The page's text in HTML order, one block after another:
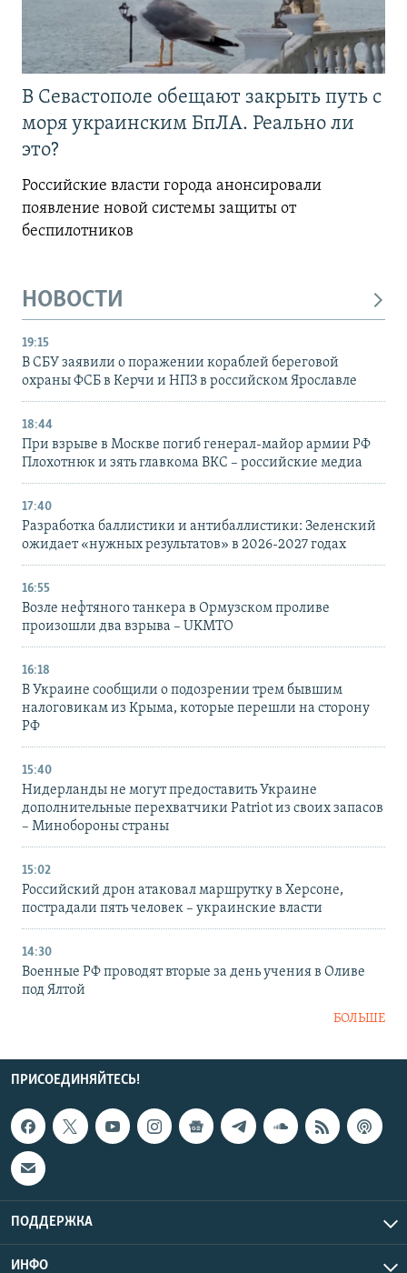
В Севастополе обещают закрыть путь с
моря украинским БпЛА. Реально ли
это?
Российские власти города анонсировали
появление новой системы защиты от
беспилотников
НОВОСТИ
19:15
В СБУ заявили о поражении кораблей береговой
охраны ФСБ в Керчи и НПЗ в российском Ярославле
18:44
При взрыве в Москве погиб генерал-майор армии РФ
Плохотнюк и зять главкома ВКС – российские медиа
17:40
Разработка баллистики и антибаллистики: Зеленский
ожидает «нужных результатов» в 2026-2027 годах
16:55
Возле нефтяного танкера в Ормузском проливе
произошли два взрыва – UKMTO
16:18
В Украине сообщили о подозрении трем бывшим
налоговикам из Крыма, которые перешли на сторону
РФ
15:40
Нидерланды не могут предоставить Украине
дополнительные перехватчики Patriot из своих запасов
– Минобороны страны
15:02
Российский дрон атаковал маршрутку в Херсоне,
пострадали пять человек – украинские власти
14:30
Военные РФ проводят вторые за день учения в Оливе
под Ялтой
БОЛЬШЕ
ПРИСОЕДИНЯЙТЕСЬ!
ПОДДЕРЖКА
ИНФО